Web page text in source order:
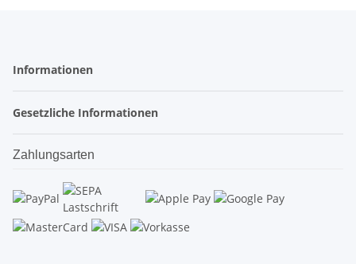
Informationen
Gesetzliche Informationen
Zahlungsarten